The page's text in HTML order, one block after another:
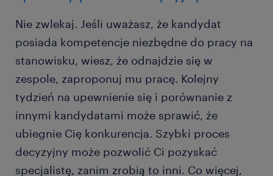
Nie zwlekaj. Jeśli uważasz, że kandydat
posiada kompetencje niezbędne do pracy na
stanowisku, wiesz, że odnajdzie się w
zespole, zaproponuj mu pracę. Kolejny
tydzień na upewnienie się i porównanie z
innymi kandydatami może sprawić, że
ubiegnie Cię konkurencja. Szybki proces
decyzyjny może pozwolić Ci pozyskać
specjalistę, zanim zrobią to inni. Co więcej,